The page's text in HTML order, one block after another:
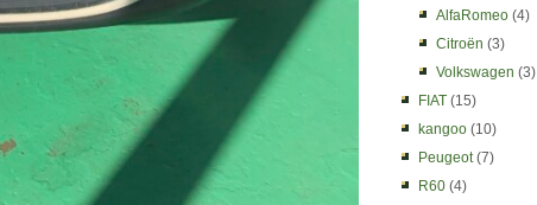
AlfaRomeo (4)
Citroën (3)
Volkswagen (3)
FIAT (15)
kangoo (10)
Peugeot(7)
R60 (4)